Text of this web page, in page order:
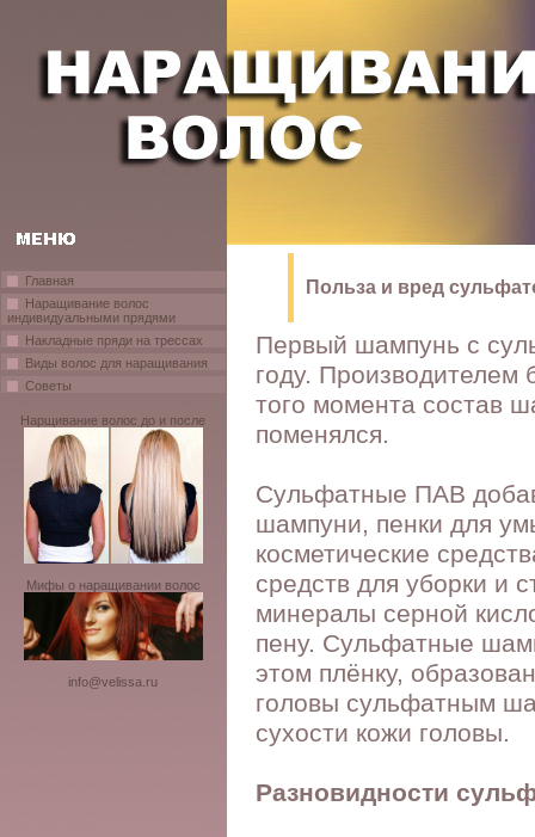
Главная
Наращивание волос
индивидуальными прядями
Накладные пряди на трессах
Виды волос для наращивания
Советы
Нарщивание волос до и после
Мифы о наращивании волос
info@velissa.ru
Польза и вред
Первый шампунь с
году.
того момента состав
поменялся.
Сульфатные ПАВ
шампуни, пенки для
косметические
средств для уборки и
минералы серной
пену. Сульфатные
этом плёнку,
головы сульфатным
сухости кожи головы.
Разновидности